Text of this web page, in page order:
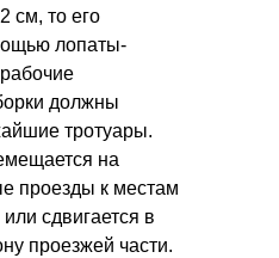
см, то его
лопаты-
должны
тротуары.
на
проезды к местам
сдвигается в
проезжей части.